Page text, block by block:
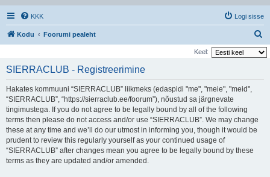
KKK Logi sisse
Kodu Foorumi pealeht
t
Keel:
SIERRACLUB - Registreerimine
Hakates kommuuni “SIERRACLUB” liikmeks (edaspidi "me", "meie", "meid",
“SIERRACLUB”, “https://sierraclub.ee/foorum”), nõustud sa järgnevate
tingimustega. If you do not agree to be legally bound by all of the following
terms then please do not access and/or use “SIERRACLUB”. We may change
these at any time and we’ll do our utmost in informing you, though it would be
prudent to review this regularly yourself as your continued usage of
“SIERRACLUB” after changes mean you agree to be legally bound by these
terms as they are updated and/or amended.